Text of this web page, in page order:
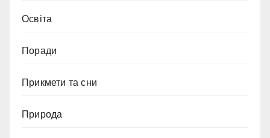
Освіта
Поради
Прикмети та сни
Природа